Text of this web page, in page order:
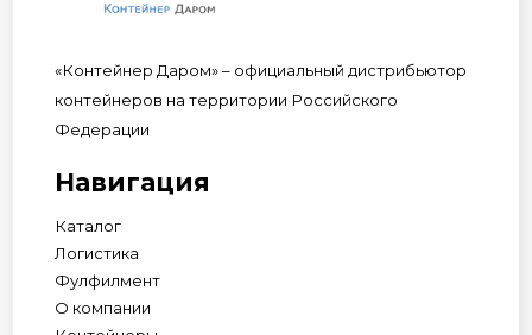
«Контейнер Даром» – официальный дистрибьютор
контейнеров на территории Российского
Федерации
Навигация
Каталог
Логистика
Фулфилмент
О компании